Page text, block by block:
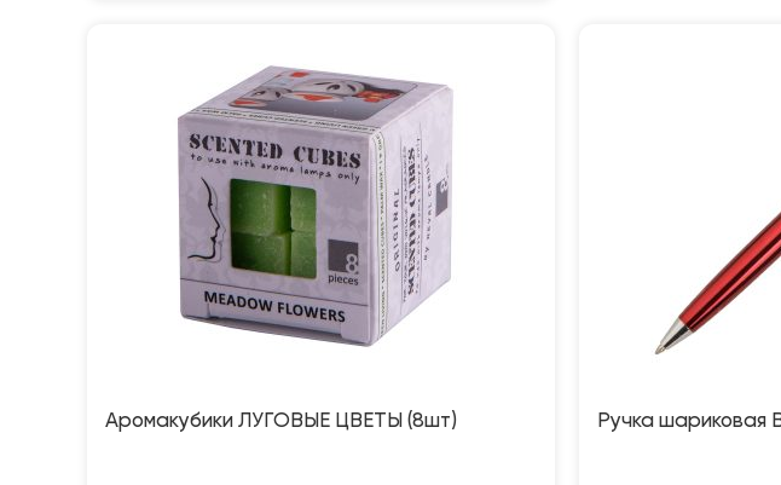
Аромакубики ЛУГОВЫЕ ЦВЕТЫ (8шт) Ручка шариковая